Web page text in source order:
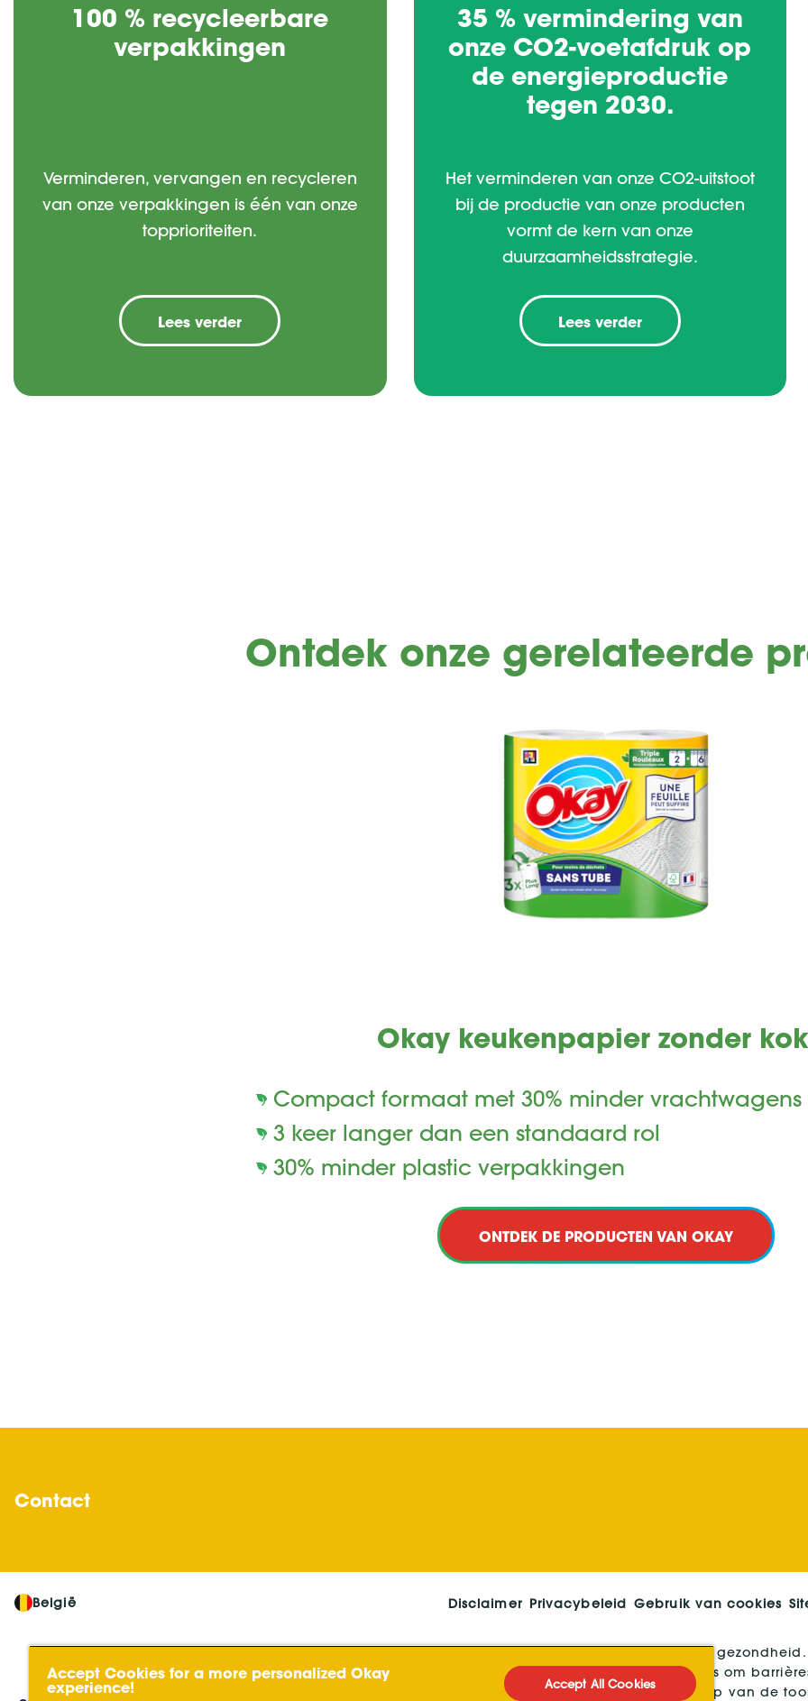
100 % recycleerbare
verpakkingen
Verminderen, vervangen en recycleren
van onze verpakkingen is één van onze
topprioriteiten.
Lees verder
35 % vermindering van
onze CO2-voetafdruk op
de energieproductie
tegen 2030.
Het verminderen van onze CO2-uitstoot
bij de productie van onze producten
vormt de kern van onze
duurzaamheidsstrategie.
Lees verder
Ontdek onze gerelateerde
Okay keukenpapier zonder
Compact formaat met 30% minder
3 keer langer dan een standaard rol
30% minder plastic verpakkingen
ONTDEK DE PRODUCTEN VAN OKAY
Contact
België Disclaimer Privacybeleid Gebruik van cookies
Essity is een wereldwijd toonaangevend bedrijf op het gebied van hygiëne en
oplossingen gebruikt door een miljard mensen over de hele wereld. Ons doel is om
consumenten, patiënten, zorgverleners, klanten en de samenleving. De verkoop van de
Accept Cookies for a more personalized Okay
experience! Accept All Cookies